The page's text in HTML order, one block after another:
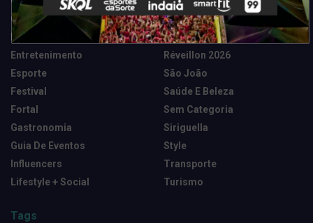
Cidade
Destaques
Entretenimento
Esporte
Festival
Fortal
Gastronomia
Guia De Eventos
Influencers
Lifestyle + Social
Música
News Tech
Réveillon 2026
São João
Saúde E Beleza
Sem Categoria
Siriguella
Style
Transporte
Turismo
Tags